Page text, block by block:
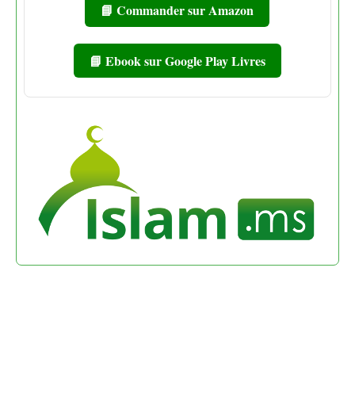
📘 Commander sur Amazon
📘 Ebook sur Google Play Livres